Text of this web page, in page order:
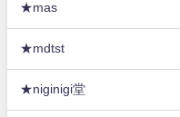
★mas
★mdtst
★niginigi堂